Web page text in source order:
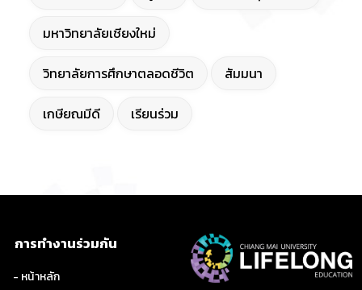
มหาวิทยาลัยเชียงใหม่
วิทยาลัยการศึกษาตลอดชีวิต สัมมนา
เกษียณมีดี เรียนร่วม
การทำงานร่วมกัน
- หน้าหลัก